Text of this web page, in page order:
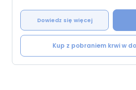
Dowiedz się więcej
Kup z pobraniem krwi w